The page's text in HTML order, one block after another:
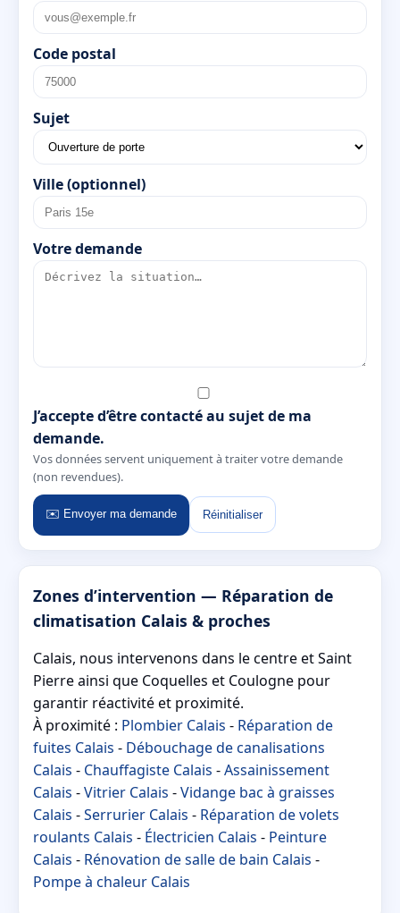
Code postal
Sujet
Ville (optionnel)
Votre demande
J’accepte d’être contacté au sujet de ma
demande.
Vos données servent uniquement à traiter votre demande
(non revendues).
✉️ Envoyer ma demande Réinitialiser
Zones d’intervention — Réparation de
climatisation Calais & proches
Calais, nous intervenons dans le centre et Saint
Pierre ainsi que Coquelles et Coulogne pour
garantir réactivité et proximité.
À proximité : Plombier Calais - Réparation de
fuites Calais - Débouchage de canalisations
Calais - Chauffagiste Calais -Assainissement
Calais -Vitrier Calais -Vidange bac à graisses
Calais -Serrurier Calais - Réparation de volets
roulants Calais - Électricien Calais - Peinture
Calais - Rénovation de salle de bain Calais -
Pompe à chaleur Calais